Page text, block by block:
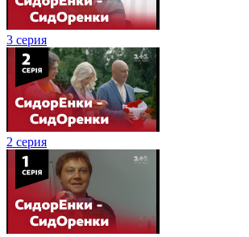
3 серия
2 серия